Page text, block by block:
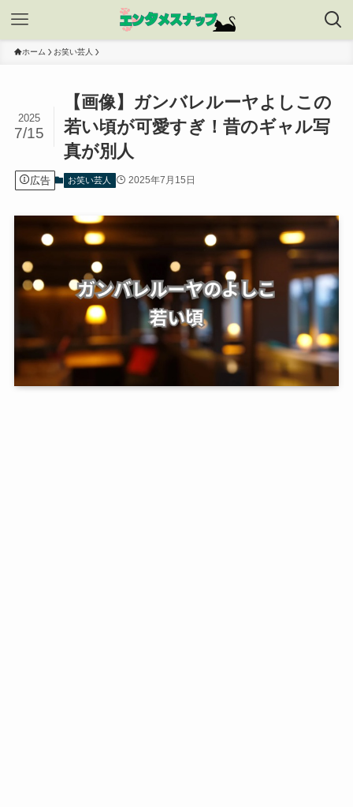
ホーム お笑い芸人
【画像】ガンバレルーヤよしこの
若い頃が可愛すぎ！昔のギャル写
真が別人
2025
7/15
広告 お笑い芸人 2025年7月15日